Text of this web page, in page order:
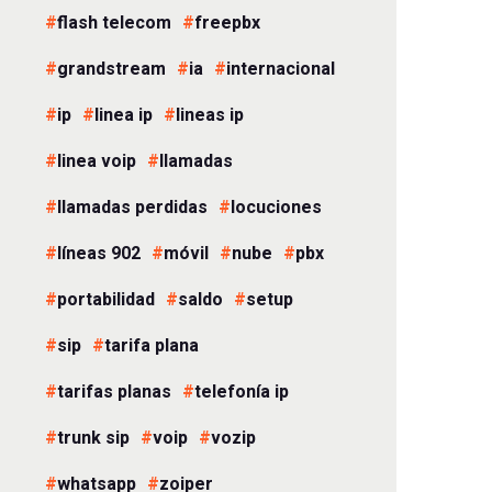
flash telecom
freepbx
grandstream
ia
internacional
ip
linea ip
lineas ip
linea voip
llamadas
llamadas perdidas
locuciones
líneas 902
móvil nube
pbx
portabilidad
saldo
setup
sip
tarifa plana
tarifas planas
telefonía ip
trunk sip
voip
vozip
whatsapp
zoiper